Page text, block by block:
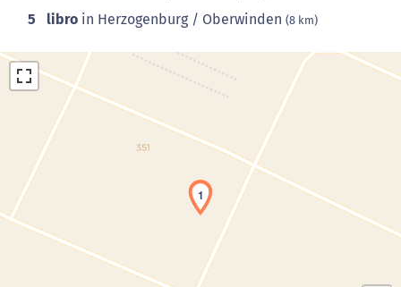
5 libro in Herzogenburg / Oberwinden (8 km)
Laden der Karte...
1